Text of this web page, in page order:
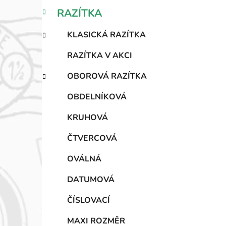
n
p
n
e
l
Přeskočit
kategorie
K
a
e
r
i
e
RAZÍTKA
KLASICKÁ RAZÍTKA
RAZÍTKA V AKCI
OBOROVÁ RAZÍTKA
OBDELNÍKOVÁ
KRUHOVÁ
ČTVERCOVÁ
OVÁLNÁ
DATUMOVÁ
ČÍSLOVACÍ
MAXI ROZMĚR